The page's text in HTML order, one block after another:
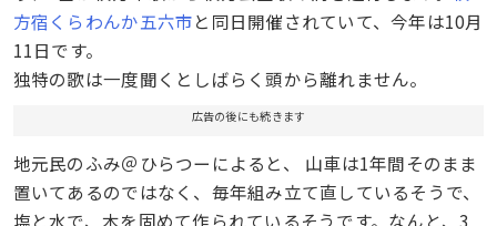
方宿くらわんか五六市と同日開催されていて、今年は10月
11日です。
独特の歌は一度聞くとしばらく頭から離れません。
広告の後にも続きます
地元民のふみ＠ひらつーによると、 山車は1年間そのまま
置いてあるのではなく、毎年組み立て直しているそうで、
塩と水で、木を固めて作られているそうです。なんと、3